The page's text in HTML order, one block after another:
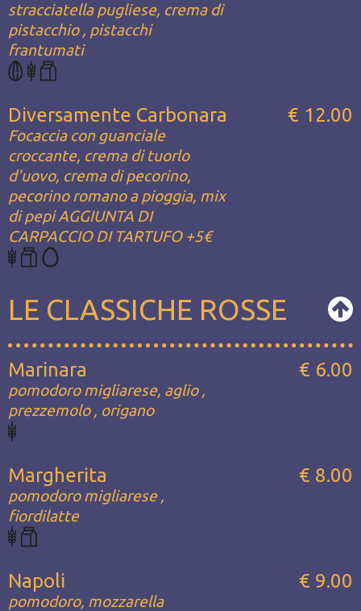
stracciatella pugliese, crema di
pistacchio , pistacchi
frantumati
Diversamente Carbonara
Focaccia con guanciale
croccante, crema di tuorlo
d'uovo, crema di pecorino,
pecorino romano a pioggia, mix
di pepi AGGIUNTA DI
CARPACCIO DI TARTUFO +5€
€ 12.00
LE CLASSICHE ROSSE
Marinara
pomodoro migliarese, aglio ,
prezzemolo , origano
€ 6.00
Margherita
pomodoro migliarese ,
fiordilatte
€ 8.00
Napoli
pomodoro, mozzarella
€ 9.00